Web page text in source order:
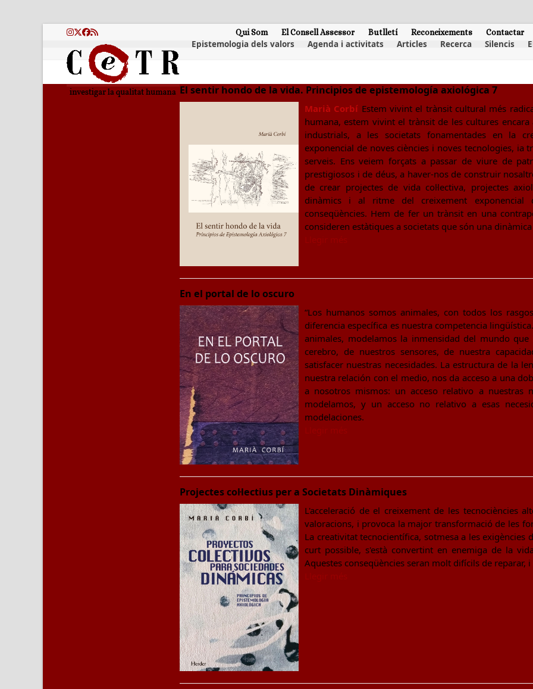
Instagram
Twitter
Facebook
RSS Qui Som El Consell Assessor Butlletí Reconeixements Contactar
Epistemologia dels valors Agenda i activitats Articles Recerca Silencis
El sentir hondo de la vida. Principios de epistemología axiológica 7
Marià Corbí Estem vivint el trànsit cultural més
humana, estem vivint el trànsit de les cultures
industrials, a les societats fonamentades en la
exponencial de noves ciències i noves tecnologies, ia
serveis. Ens veiem forçats a passar de viure de
prestigiosos i de déus, a haver-nos de construir
de crear projectes de vida col·lectiva, projectes
dinàmics i al ritme del creixement exponencial
conseqüències. Hem de fer un trànsit en una
consideren estàtiques a societats que són una
En el portal de lo oscuro
“Los humanos somos animales, con todos los
diferencia específica es nuestra competencia
animales, modelamos la inmensidad del mundo
cerebro, de nuestros sensores, de nuestra
satisfacer nuestras necesidades. La estructura de la
nuestra relación con el medio, nos da acceso a una
a nosotros mismos: un acceso relativo a nuestras
modelamos, y un acceso no relativo a esas
modelaciones.
Projectes col·lectius per a Societats Dinàmiques
L'acceleració de el creixement de les tecnociències
valoracions, i provoca la major transformació de les
La creativitat tecnocientífica, sotmesa a les
curt possible, s'està convertint en enemiga de la
Aquestes conseqüències seran molt difícils de reparar,